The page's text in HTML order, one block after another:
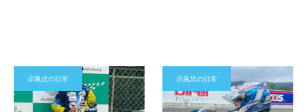
岸風児の日常 岸風児の日常